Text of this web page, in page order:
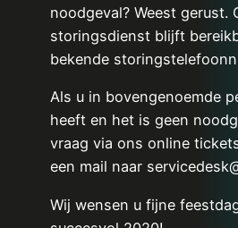
noodgeval? Weest gerust.
storingsdienst blijft
bekende
Als u in bovengenoemde
heeft en het is geen
vraag via ons online
een mail naar
Wij wensen u fijne